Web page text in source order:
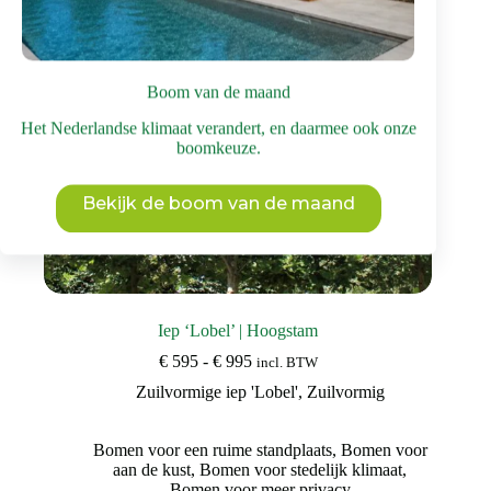
Boom van de maand
Het Nederlandse klimaat verandert, en daarmee ook onze
boomkeuze.
Bekijk de boom van de maand
op
de
productpagina
Iep ‘Lobel’ | Hoogstam
€595 - €995Prijsklasse:
tot
incl. BTW
Zuilvormige iep 'Lobel', Zuilvormig
Bomen voor een ruime standplaats, Bomen voor
aan de kust,Bomen voor stedelijk klimaat,